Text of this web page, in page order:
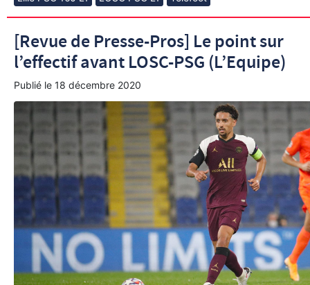
[Revue de Presse-Pros] Le point sur
l’effectif avant LOSC-PSG (L’Equipe)
Publié le 18 décembre 2020